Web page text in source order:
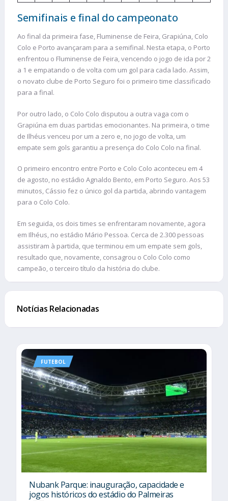
Semifinais e final do campeonato
Ao final da primeira fase, Fluminense de Feira, Grapiúna, Colo
Colo e Porto avançaram para a semifinal. Nesta etapa, o Porto
enfrentou o Fluminense de Feira, vencendo o jogo de ida por 2
a 1 e empatando o de volta com um gol para cada lado. Assim,
o novato clube de Porto Seguro foi o primeiro time classificado
para a final.
Por outro lado, o Colo Colo disputou a outra vaga com o
Grapiúna em duas partidas emocionantes. Na primeira, o time
de Ilhéus venceu por um a zero e, no jogo de volta, um
empate sem gols garantiu a presença do Colo Colo na final.
O primeiro encontro entre Porto e Colo Colo aconteceu em 4
de agosto, no estádio Agnaldo Bento, em Porto Seguro. Aos 53
minutos, Cássio fez o único gol da partida, abrindo vantagem
para o Colo Colo.
Em seguida, os dois times se enfrentaram novamente, agora
em Ilhéus, no estádio Mário Pessoa. Cerca de 2.300 pessoas
assistiram à partida, que terminou em um empate sem gols,
resultado que, novamente, consagrou o Colo Colo como
campeão, o terceiro título da história do clube.
Notícias Relacionadas
FUTEBOL
Nubank Parque: inauguração, capacidade e
jogos históricos do estádio do Palmeiras